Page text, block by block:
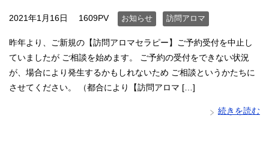
2021年1月16日 1609PV お知らせ 訪問アロマ
昨年より、ご新規の【訪問アロマセラピー】ご予約受付を中止し
ていましたが ご相談を始めます。 ご予約の受付をできない状況
が、場合により発生するかもしれないため ご相談というかたちに
させてください。 （都合により【訪問アロマ […]
続きを読む